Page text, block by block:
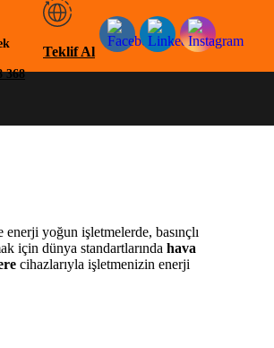
368
Teklif Al
yoğun işletmelerde, basınçlı
için dünya standartlarında hava
cihazlarıyla işletmenizin enerji